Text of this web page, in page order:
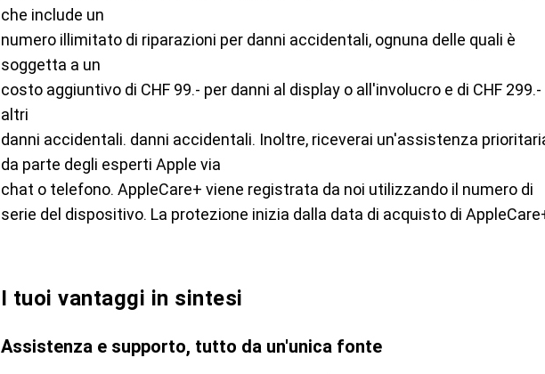
che include un
numero illimitato di riparazioni per danni accidentali, ognuna delle quali è
soggetta a un
costo aggiuntivo di CHF 99.- per danni al display o all'involucro e di CHF 299.-
altri
danni accidentali. danni accidentali. Inoltre, riceverai un'assistenza
da parte degli esperti Apple via
chat o telefono. AppleCare+ viene registrata da noi utilizzando il numero di
serie del dispositivo. La protezione inizia dalla data di acquisto di
I tuoi vantaggi in sintesi
Assistenza e supporto, tutto da un'unica fonte